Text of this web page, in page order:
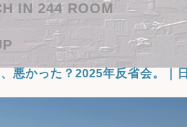
IN 244 ROOM
悪かった？2025年反省会。｜日